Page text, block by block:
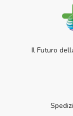
Il Futuro